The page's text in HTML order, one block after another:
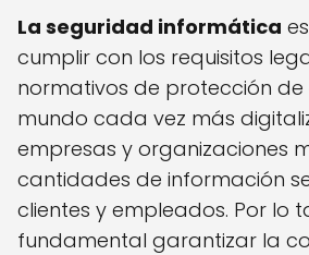
La seguridad informática
cumplir con los requisitos
normativos de protección de
mundo cada vez más
empresas y organizaciones
cantidades de información
clientes y empleados. Por lo
fundamental garantizar la